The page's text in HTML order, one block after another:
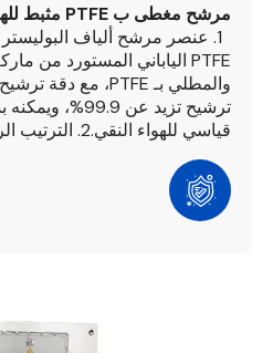
مرشح مغطى ب PTFE مثبط للهب ومقاوم للهب
1. عنصر مرشح ألياف البوليستر
ترشيح تزيد عن 99.9%،
قياسي للهواء النقي.2. الترتيب الرأسي.